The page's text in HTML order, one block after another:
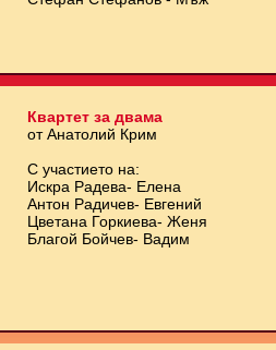
Квартет за двама
от Анатолий Крим
С участието на:
Искра Радева- Елена
Антон Радичев- Евгений
Цветана Горкиева- Женя
Благой Бойчев- Вадим